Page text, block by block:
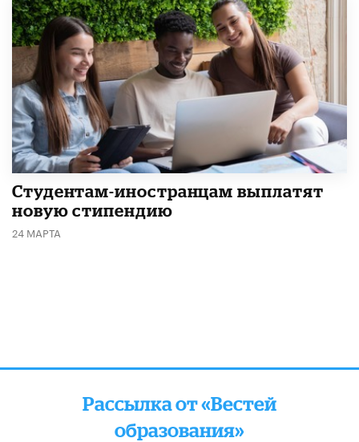
Студентам-иностранцам выплатят
новую стипендию
24 МАРТА
Рассылка от «Вестей
образования»